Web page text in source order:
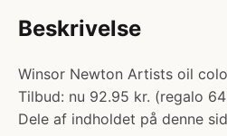
Beskrivelse
Winsor Newton Artists oil
Tilbud: nu 92.95 kr. (regalo
Dele af indholdet på denne